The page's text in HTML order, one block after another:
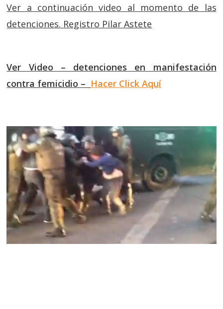
Ver a continuación video al momento de las
detenciones. Registro Pilar Astete
Ver Video – detenciones en manifestación
contra femicidio – Hacer Click Aquí